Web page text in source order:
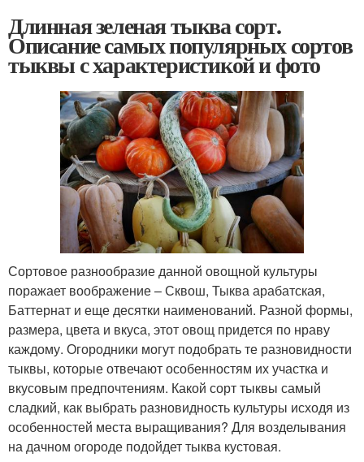
Длинная зеленая тыква сорт.
Описание самых популярных сортов
тыквы с характеристикой и фото
Сортовое разнообразие данной овощной культуры
поражает воображение – Сквош, Тыква арабатская,
Баттернат и еще десятки наименований. Разной формы,
размера, цвета и вкуса, этот овощ придется по нраву
каждому. Огородники могут подобрать те разновидности
тыквы, которые отвечают особенностям их участка и
вкусовым предпочтениям. Какой сорт тыквы самый
сладкий, как выбрать разновидность культуры исходя из
особенностей места выращивания? Для возделывания
на дачном огороде подойдет тыква кустовая.